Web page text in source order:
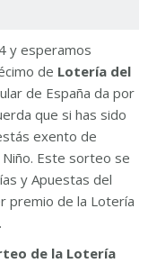
y esperamos
de Lotería del
de España da por
que si has sido
exento de
Este sorteo se
y Apuestas del
premio de la Lotería
de la Lotería